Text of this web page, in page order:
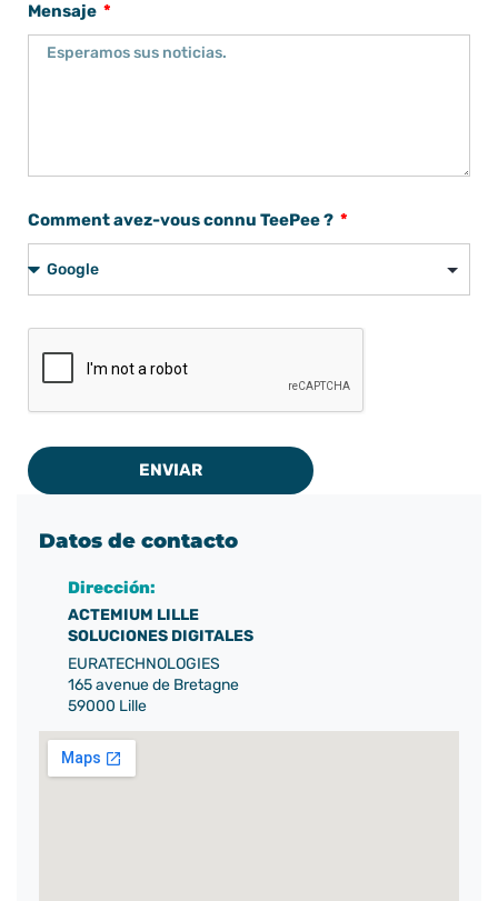
Mensaje
Comment avez-vous connu TeePee ?
ENVIAR
Datos de contacto
Dirección:
ACTEMIUM LILLE
SOLUCIONES DIGITALES
EURATECHNOLOGIES
165 avenue de Bretagne
59000 Lille